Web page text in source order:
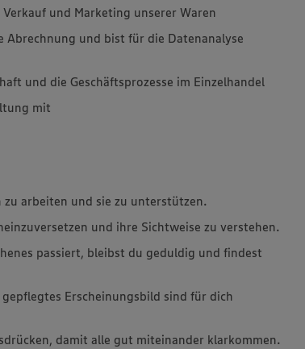
und Marketing unserer Waren
Abrechnung und bist für die Datenanalyse
und die Geschäftsprozesse im Einzelhandel
mit
arbeiten und sie zu unterstützen.
und ihre Sichtweise zu verstehen.
passiert, bleibst du geduldig und findest
Erscheinungsbild sind für dich
damit alle gut miteinander klarkommen.